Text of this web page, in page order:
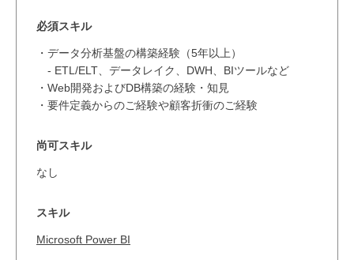
必須スキル
・データ分析基盤の構築経験（5年以上）
- ETL/ELT、データレイク、DWH、BIツールなど
・Web開発およびDB構築の経験・知見
・要件定義からのご経験や顧客折衝のご経験
尚可スキル
なし
スキル
Microsoft Power BI